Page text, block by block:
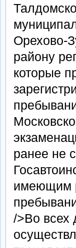
Орехово-
району
которые
ранее не
имеющим
/>Во всех